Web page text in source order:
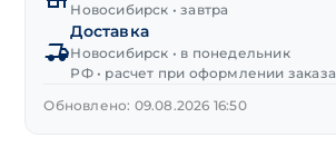
терморазрывом
10Lх160 мм
"TECH-
KREP"
IZL-
Новосибирск • завтра
Доставка
Новосибирск • в понедельник
РФ • расчет при оформлении заказа
Обновлено: 09.08.2026 16:50